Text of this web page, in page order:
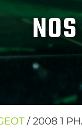
/ 2008 1